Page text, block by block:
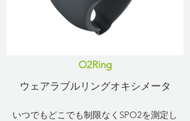
O2Ring
ウェアラブルリングオキシメータ
いつでもどこでも制限なくSPO2を測定し